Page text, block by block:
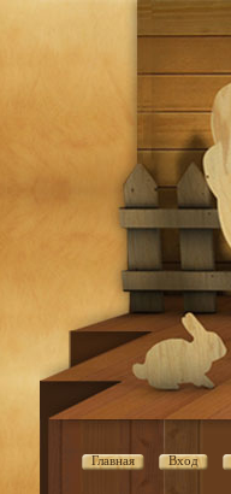
Главная Вход